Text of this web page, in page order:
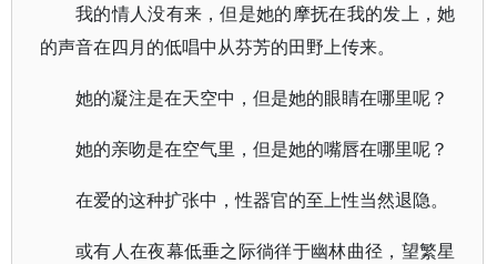
我的情人没有来，但是她的摩抚在我的发上，她
的声音在四月的低唱中从芬芳的田野上传来。
她的凝注是在天空中，但是她的眼睛在哪里呢？
她的亲吻是在空气里，但是她的嘴唇在哪里呢？
在爱的这种扩张中，性器官的至上性当然退隐。
或有人在夜幕低垂之际徜徉于幽林曲径，望繁星